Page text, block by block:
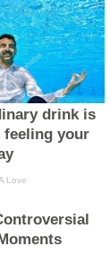
drink is
feeling your
Love